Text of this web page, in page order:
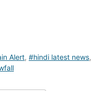
Alert, #hindi latest news,